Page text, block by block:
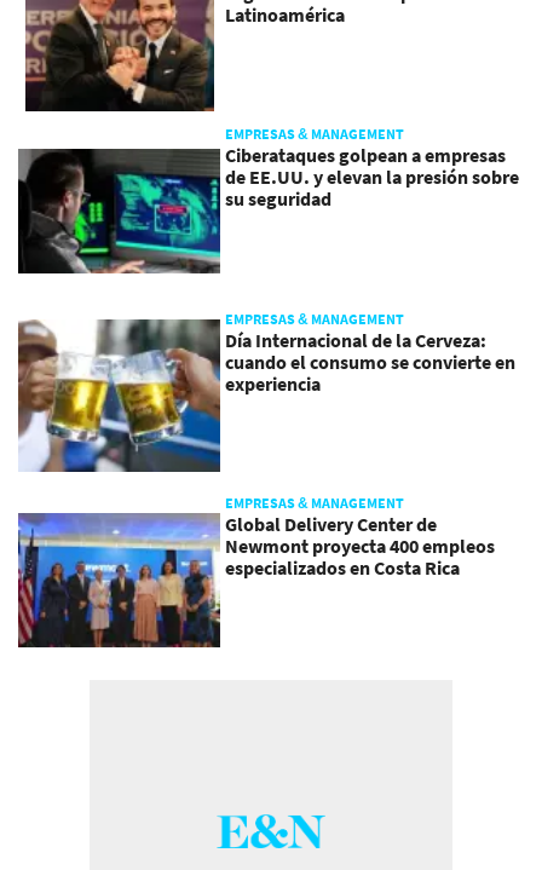
Latinoamérica
EMPRESAS & MANAGEMENT
Ciberataques golpean a empresas
de EE.UU. y elevan la presión sobre
su seguridad
EMPRESAS & MANAGEMENT
Día Internacional de la Cerveza:
cuando el consumo se convierte en
experiencia
EMPRESAS & MANAGEMENT
Global Delivery Center de
Newmont proyecta 400 empleos
especializados en Costa Rica